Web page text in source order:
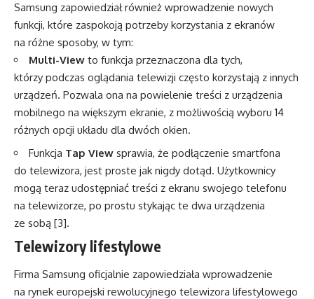
Samsung zapowiedział również wprowadzenie nowych
funkcji, które zaspokoją potrzeby korzystania z ekranów
na różne sposoby, w tym:
Multi-View to funkcja przeznaczona dla tych,
którzy podczas oglądania telewizji często korzystają z innych
urządzeń. Pozwala ona na powielenie treści z urządzenia
mobilnego na większym ekranie, z możliwością wyboru 14
różnych opcji układu dla dwóch okien.
Funkcja Tap View sprawia, że podłączenie smartfona
do telewizora, jest proste jak nigdy dotąd. Użytkownicy
mogą teraz udostępniać treści z ekranu swojego telefonu
na telewizorze, po prostu stykając te dwa urządzenia
ze sobą [3].
Telewizory lifestylowe
Firma Samsung oficjalnie zapowiedziała wprowadzenie
na rynek europejski rewolucyjnego telewizora lifestylowego